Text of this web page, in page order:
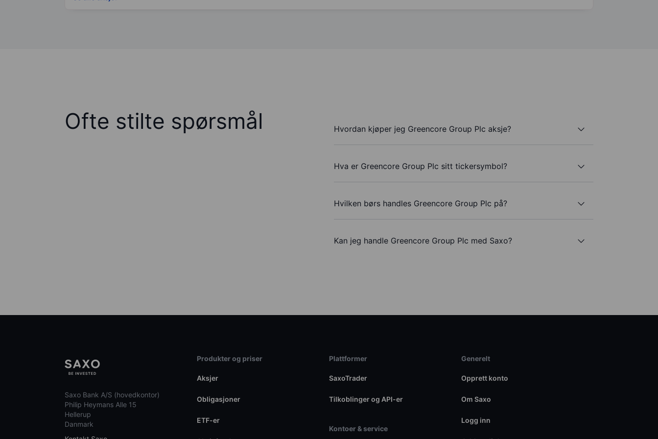
Ofte stilte spørsmål Hvordan kjøper jeg Greencore Group Plc aksje?
Hva er Greencore Group Plc sitt tickersymbol?
Hvilken børs handles Greencore Group Plc på?
Kan jeg handle Greencore Group Plc med Saxo?
Saxo Bank A/S (hovedkontor)
Philip Heymans Alle 15
Hellerup
Danmark
Produkter og priser
Aksjer
Obligasjoner
ETF-er
Plattformer
SaxoTrader
Tilkoblinger og API-er
Kontoer & service
Generelt
Opprett konto
Om Saxo
Logg inn